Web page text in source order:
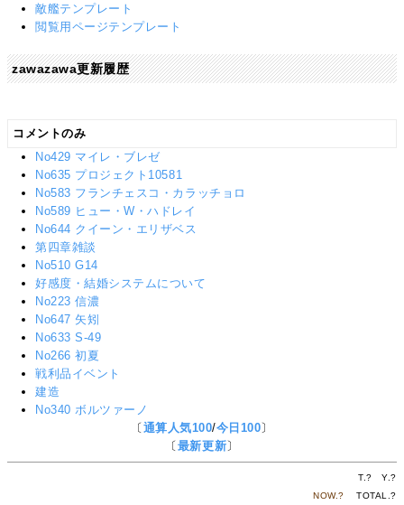
敵艦テンプレート
閲覧用ページテンプレート
zawazawa更新履歴
コメントのみ
No429 マイレ・ブレゼ
No635 プロジェクト10581
No583 フランチェスコ・カラッチョロ
No589 ヒュー・W・ハドレイ
No644 クイーン・エリザベス
第四章雑談
No510 G14
好感度・結婚システムについて
No223 信濃
No647 矢矧
No633 S-49
No266 初夏
戦利品イベント
建造
No340 ボルツァーノ
〔 通算人気100/今日100〕
〔 最新更新〕
T.? Y.?
NOW.? TOTAL.?